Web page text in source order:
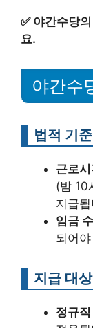
✅ 야간수당
요.
야간수
법적 기준
근로
(밤 10
지급
임금
되어
지급 대상
정규